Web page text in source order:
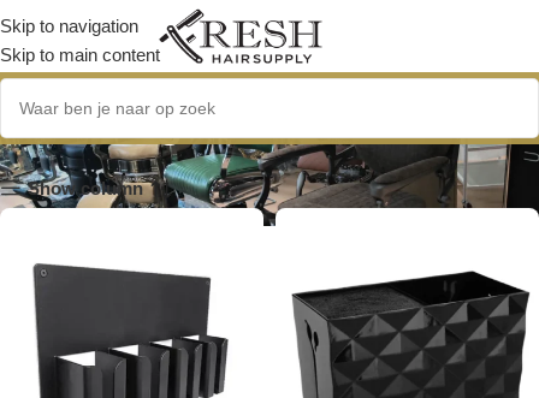
Skip to navigation
Skip to main content
salonorganisatie
Show column